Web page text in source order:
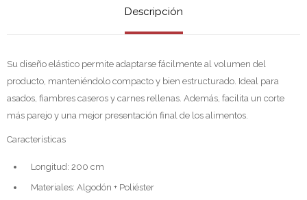
Descripción
Su diseño elástico permite adaptarse fácilmente al volumen del
producto, manteniéndolo compacto y bien estructurado. Ideal para
asados, fiambres caseros y carnes rellenas. Además, facilita un corte
más parejo y una mejor presentación final de los alimentos.
Características
Longitud: 200 cm
Materiales: Algodón + Poliéster